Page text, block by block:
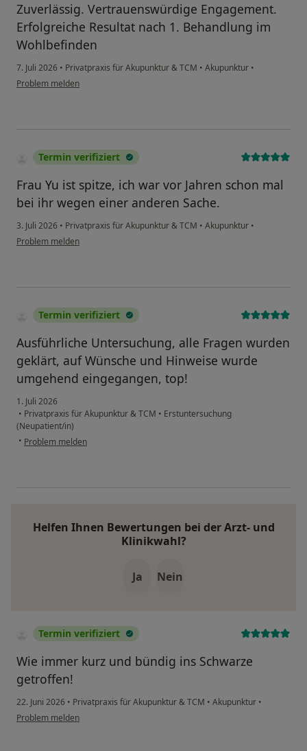
Zuverlässig. Vertrauenswürdige Engagement.
Erfolgreiche Resultat nach 1. Behandlung im
Wohlbefinden
7. Juli 2026 • Privatpraxis für Akupunktur & TCM • Akupunktur •
Problem melden
Termin verifiziert
Frau Yu ist spitze, ich war vor Jahren schon mal
bei ihr wegen einer anderen Sache.
3. Juli 2026 • Privatpraxis für Akupunktur & TCM • Akupunktur •
Problem melden
Termin verifiziert
Ausführliche Untersuchung, alle Fragen wurden
geklärt, auf Wünsche und Hinweise wurde
umgehend eingegangen, top!
1. Juli 2026
• Privatpraxis für Akupunktur & TCM • Erstuntersuchung
(Neupatient/in)
• Problem melden
Helfen Ihnen Bewertungen bei der Arzt- und
Klinikwahl?
Ja Nein
Termin verifiziert
Wie immer kurz und bündig ins Schwarze
getroffen!
22. Juni 2026 • Privatpraxis für Akupunktur & TCM • Akupunktur •
Problem melden